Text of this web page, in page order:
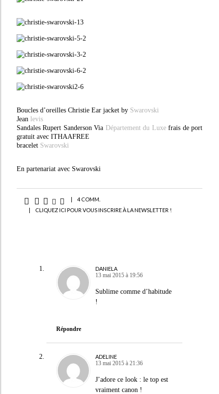
Boucles d’oreilles Christie Ear jacket by Swarovski
Jean levis
Sandales Rupert Sanderson Via Département du Luxefrais de port
gratuit avec ITHAAFREE
bracelet Swarovski
En partenariat avec Swarovski
|
4 COMM.
|
CLIQUEZ ICI POUR VOUS INSCRIRE À LA NEWSLETTER !
DANIELA
13 mai 2015 à 19:56
Sublime comme d’habitude
!
Répondre
ADELINE
13 mai 2015 à 21:36
J’adore ce look : le top est
vraiment canon !